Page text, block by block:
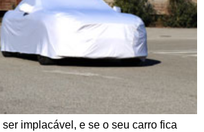
implacável, e se o seu carro fica